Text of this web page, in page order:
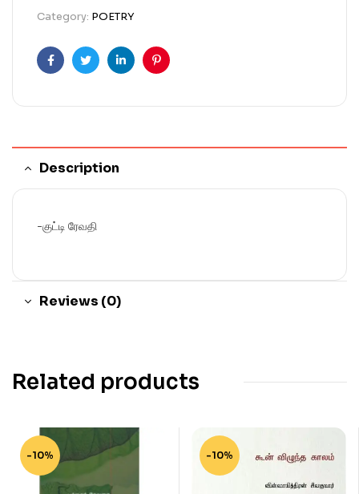
Category: POETRY
FacebookTwitterLinkedinPinterest
Description
-குட்டி ரேவதி
Reviews (0)
Related products
-10% -10%